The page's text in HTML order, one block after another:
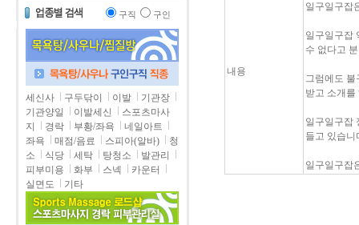
구직 구인
세신사 구두닦이 이발
기관장
기관양일
이발세신
스포츠마사
지
경락 부황/좌욕
네일아트
좌욕
매점/음료 스피아(알바)
청
소
식당 세탁 탕청소
발관리
피부미용
화부 스넥
카운터
실면도
기타
내용
일구일구잡
일구일구잡
수 없다고
그럼에도 불
받고 소개를
일구일구잡
들고 있습니
일구일구잡